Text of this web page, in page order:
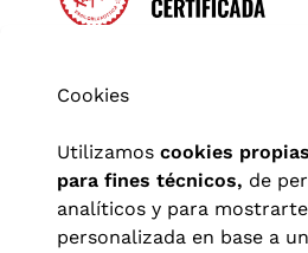
Cookies
Utilizamos cookies
para fines técnicos, de
analíticos y para
personalizada en base a